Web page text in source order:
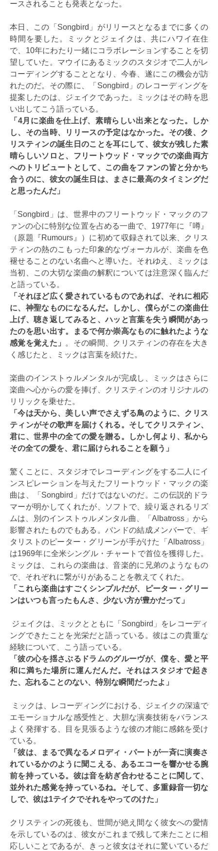
ースされることも発表となった。
本日、この「Songbird」がリリースとなるまでに多くの
時間を要した。ミックとジェイクは、共にハワイ在住
で、10年にわたり一緒にコラボレーションすることを切
望していた。マウイにあるミックのスタジオで二人がレ
コーディングすることとなり、今春、遂にこの機会が訪
れたのだ。その際に、「Songbird」のレコーディングを
提案したのは、ジェイクであった。ミックはその時を思
い出してこう語っている。
「4月に楽曲を仕上げ、素晴らしい出来となった。しか
し、その当時、リリースの予定はなかった。その後、ク
リスティンの誕生日のことを耳にして、彼女が残した素
晴らしいソロと、フリートウッド・マックでの楽曲両方
へのトリビュートとして、この曲をファンの皆と分かち
合うのに、彼女の誕生日は、まさに最高のタイミングだ
と思ったんだ」
「Songbird」は、世界中のフリートウッド・マックのフ
ァンの心に特別な位置を占める一曲で、1977年に『噂』
（原題『Rumours』）に初めて収録されて以来、クリス
ティンの熱のこもった印象的なヴォーカルが、楽曲を色
褪せることのない名曲へと導いた。それゆえ、ミックは
当初、この大切な楽曲の解釈については注意深く臨んだ
と語っている。
「それほど広く愛されているものであれば、それに相応
に、神聖なものになるんだ。しかし、僕らがこの楽曲仕
上げ、聴き返してみると、ハッと言葉を失う瞬間があっ
たのを思い出す。まるで何か崇高なものに触れたような
感覚を覚えた」 。その瞬間、クリスティンの存在を大き
く感じたと、ミックは言葉を続けた。
楽曲のインストゥルメンタルが完成し、ミックはさらに
楽曲へ心からの愛を捧げ、クリスティンのオリジナルの
リリックを乗せた。
「今は天から、美しい声でさえずる鳥のように、クリス
ティンがその歌声を届けくれる。そしてクリスティン、
君に、世界中の全ての愛を贈る。しかし何より、私から
その全ての愛を、君に届けられることを願う」
驚くことに、スタジオでレコーディングをする二人にイ
ンスピレーションを与えたフリートウッド・マックの楽
曲は、「Songbird」だけではないのだ。この伝説的ドラ
マーが明かしてくれたが、ソフトで、繰り返されるリズ
ムは、別のインストゥルメンタル曲、「Albatross」から
影響されたものでもある。バンドの結成メンバーで、ギ
タリストのピーター・グリーンが手がけた「Albatross」
は1969年に全米シングル・チャートで首位を獲得した。
ミックは、これらの楽曲は、音楽的に兄弟のようなもの
で、それぞれに繋がりがあることを教えてくれた。
「これら楽曲はすごくシンプルだが、ピーター・グリー
ンはいつも言ったもんさ、少ない方が豊かだって」
ジェイクは、ミックとともに「Songbird」をレコーディ
ングできたことを光栄だと語っている。彼はこの貴重な
経験について、こう語っている。
「彼の心を揺さぶるドラムのグルーヴが、僕を、愛と平
和に満ちた場所に運んだんだ。それはスタジオで起き
た、忘れることのない、特別な瞬間だったよ」
ミックは、レコーディングにおける、ジェイクの深遠で
エモーショナルな感受性と、大胆な演奏技術をバランス
よく発揮する、目を見張るような彼の才能に感銘を受け
ている。
「彼は、まるで異なるメロディ・パートが一斉に演奏さ
れているかのように聞こえる、あるエコーを響かせる腕
前を持っている。彼は音を紡ぎ合わせることに関して、
並外れた感覚を持っているね。そして、多重録音一切な
しで、彼は1テイクでそれをやってのけた」
クリスティンの死後も、世間が絶え間なく彼女への愛情
を示しているのは、彼女がこれまで残して来たことに相
応しいことであるが、きっと彼女はそれに驚いているだ